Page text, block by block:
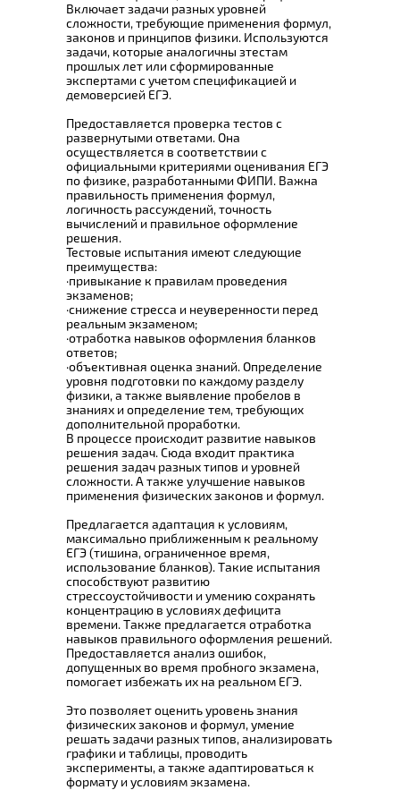
Включает задачи разных уровней
сложности, требующие применения формул,
законов и принципов физики. Используются
задачи, которые аналогичны зтестам
прошлых лет или сформированные
экспертами с учетом спецификацией и
демоверсией ЕГЭ.
Предоставляется проверка тестов с
развернутыми ответами. Она
осуществляется в соответствии с
официальными критериями оценивания ЕГЭ
по физике, разработанными ФИПИ. Важна
правильность применения формул,
логичность рассуждений, точность
вычислений и правильное оформление
решения.
Тестовые испытания имеют следующие
преимущества:
·привыкание к правилам проведения
экзаменов;
·снижение стресса и неуверенности перед
реальным экзаменом;
·отработка навыков оформления бланков
ответов;
·объективная оценка знаний. Определение
уровня подготовки по каждому разделу
физики, а также выявление пробелов в
знаниях и определение тем, требующих
дополнительной проработки.
В процессе происходит развитие навыков
решения задач. Сюда входит практика
решения задач разных типов и уровней
сложности. А также улучшение навыков
применения физических законов и формул.
Предлагается адаптация к условиям,
максимально приближенным к реальному
ЕГЭ (тишина, ограниченное время,
использование бланков). Такие испытания
способствуют развитию
стрессоустойчивости и умению сохранять
концентрацию в условиях дефицита
времени. Также предлагается отработка
навыков правильного оформления решений.
Предоставляется анализ ошибок,
допущенных во время пробного экзамена,
помогает избежать их на реальном ЕГЭ.
Это позволяет оценить уровень знания
физических законов и формул, умение
решать задачи разных типов, анализировать
графики и таблицы, проводить
эксперименты, а также адаптироваться к
формату и условиям экзамена.